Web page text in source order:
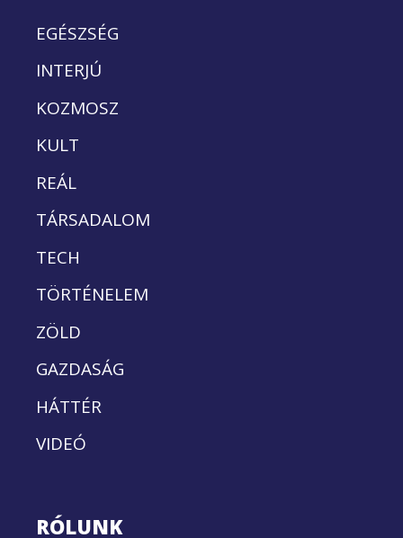
EGÉSZSÉG
INTERJÚ
KOZMOSZ
KULT
REÁL
TÁRSADALOM
TECH
TÖRTÉNELEM
ZÖLD
GAZDASÁG
HÁTTÉR
VIDEÓ
RÓLUNK